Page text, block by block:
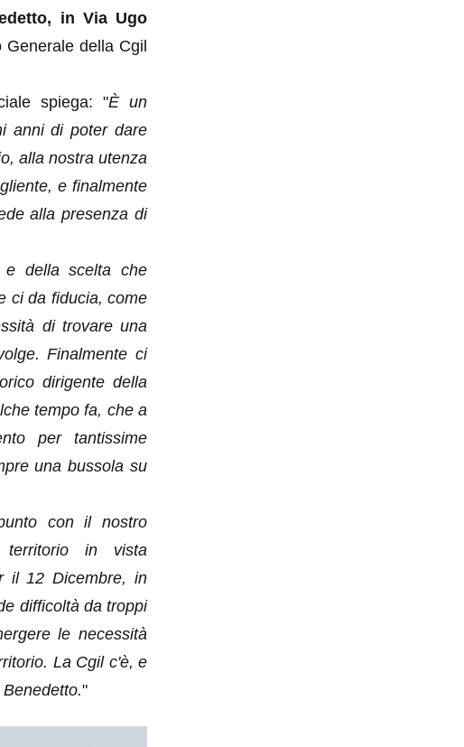
in Via Ugo
della Cgil
spiega: "È un
anni di poter dare
alla nostra utenza
e finalmente
alla presenza di
e della scelta che
ci da fiducia, come
di trovare una
Finalmente ci
dirigente della
tempo fa, che a
per tantissime
una bussola su
con il nostro
territorio in vista
il 12 Dicembre, in
difficoltà da troppi
le necessità
La Cgil c'è, e
"